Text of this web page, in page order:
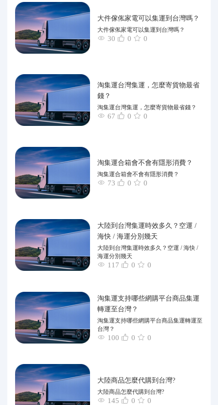
大件傢俬家電可以集運到台灣嗎？
大件傢俬家電可以集運到台灣嗎？
30 0 0
淘集運台灣集運，怎麼寄貨物最省
錢？
淘集運台灣集運，怎麼寄貨物最省錢？
67 0 0
淘集運合箱會不會有隱形消費？
淘集運合箱會不會有隱形消費？
73 0 0
大陸到台灣集運時效多久？空運 /
海快 / 海運分別幾天
大陸到台灣集運時效多久？空運 / 海快 /
海運分別幾天
117 0 0
淘集運支持哪些網購平台商品集運
轉運至台灣？
淘集運支持哪些網購平台商品集運轉運至
台灣？
100 0 0
大陸商品怎麼代購到台灣?
大陸商品怎麼代購到台灣?
145 0 0